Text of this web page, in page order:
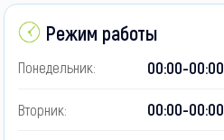
Режим работы
Понедельник: 00:00-00:00
Вторник: 00:00-00:00